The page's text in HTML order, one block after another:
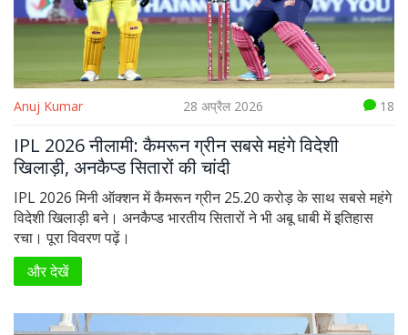
Anuj Kumar 28 अप्रैल 2026 18
IPL 2026 नीलामी: कैमरून ग्रीन सबसे महंगे विदेशी
खिलाड़ी, अनकैप्ड सितारों की चांदी
IPL 2026 मिनी ऑक्शन में कैमरून ग्रीन 25.20 करोड़ के साथ सबसे महंगे
विदेशी खिलाड़ी बने। अनकैप्ड भारतीय सितारों ने भी अबू धाबी में इतिहास
रचा। पूरा विवरण पढ़ें।
और देखें